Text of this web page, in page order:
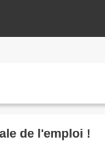
de l'emploi !